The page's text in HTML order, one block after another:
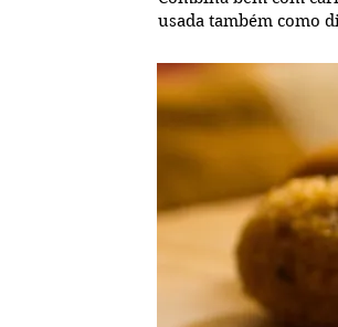
usada também como